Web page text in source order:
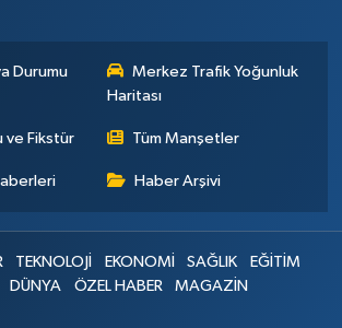
Durumu
Merkez Trafik Yoğunluk
Haritası
ve Fikstür Tüm Manşetler
Haber Arşivi
TEKNOLOJİ EKONOMİ SAĞLIK
EĞİTİM
DÜNYA ÖZEL HABER MAGAZİN